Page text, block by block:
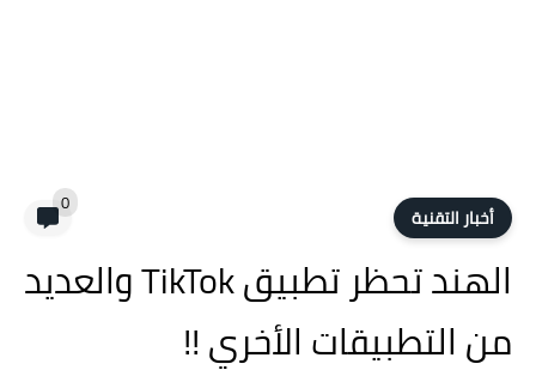
أخبار التقنية 0
الهند تحظر تطبيق TikTok والعديد
من التطبيقات الأخري !!